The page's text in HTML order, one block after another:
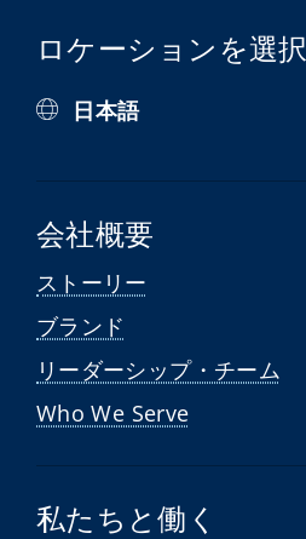
ロケーションを選択
日本語
会社概要
ストーリー
ブランド
リーダーシップ・チーム
Who We Serve
私たちと働く